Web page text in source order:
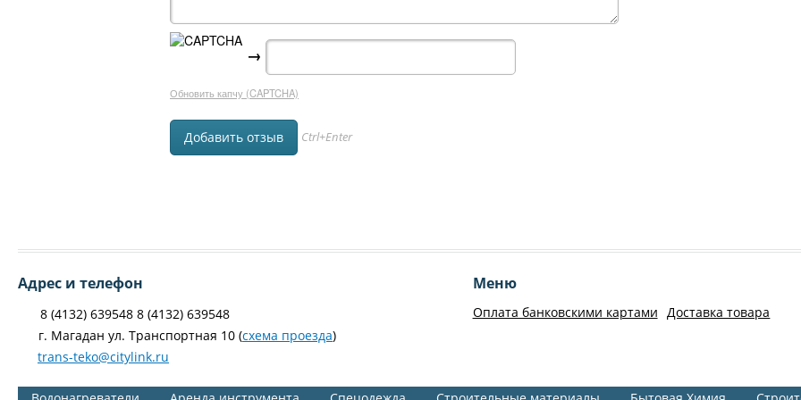
→
Обновить капчу (CAPTCHA)
Ctrl+Enter
Адрес и телефон
8 (4132) 639548 8 (4132) 639548
г. Магадан ул. Транспортная 10 (схема проезда)
trans-teko@citylink.ru
Меню
Оплата банковскими картами Доставка товара